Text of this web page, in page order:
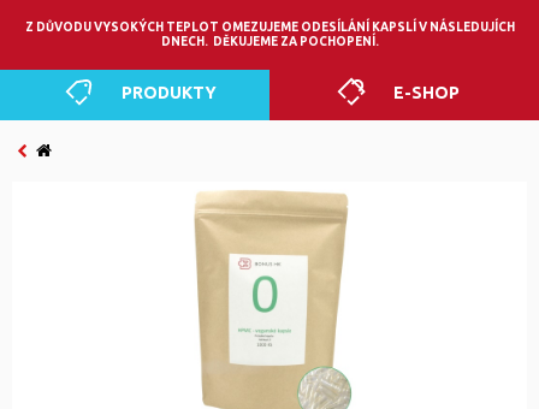
Z DŮVODU VYSOKÝCH TEPLOT OMEZUJEME ODESÍLÁNÍ KAPSLÍ V NÁSLEDUJÍCH
DNECH. DĚKUJEME ZA POCHOPENÍ.
0
PRODUKTY E-SHOP